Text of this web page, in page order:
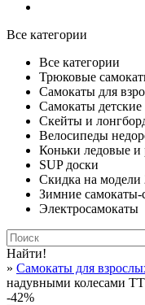
Все категории
Все категории
Трюковые
Самокаты для
Самокаты детские
Cкейты и
Велосипеды
Коньки ледовые и
SUP доски
Скидка на модели
Зимние самокаты-
Электросамокаты
Найти!
» Самокаты для
надувными колесами
-42%